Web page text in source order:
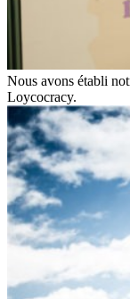
Nous avons établi
Loycocracy.